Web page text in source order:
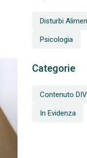
Disturbi
Psicologia
Categorie
Contenuto
In Evidenza